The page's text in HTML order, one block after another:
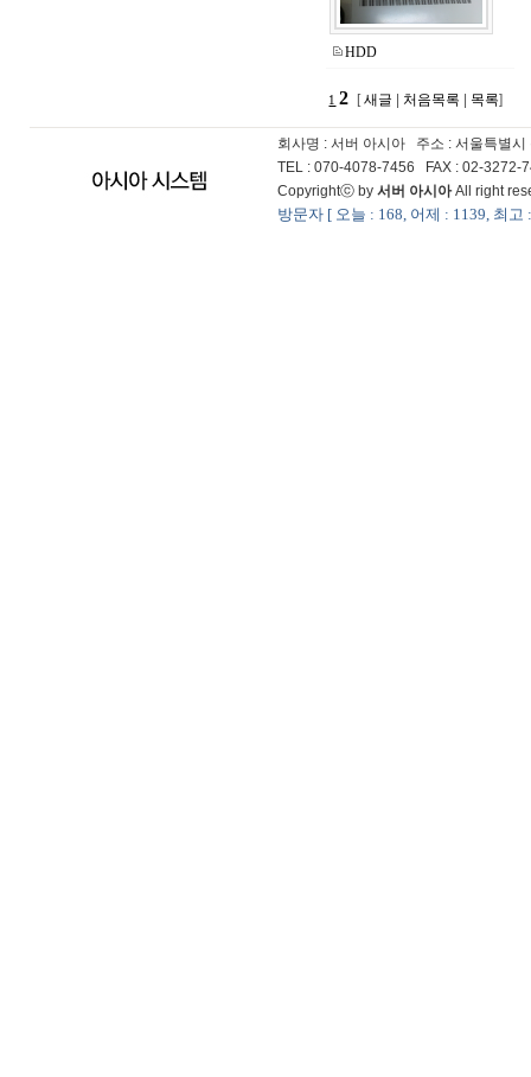
HDD
1 2 [새글 처음목록 목록]
회사명 : 서버 아시아 주소 : 서울특별
TEL : 070-4078-7456 FAX : 02-
Copyrightⓒ by 서버 아시아All right
방문자 [ 오늘 : 168, 어제 : 1139, 최